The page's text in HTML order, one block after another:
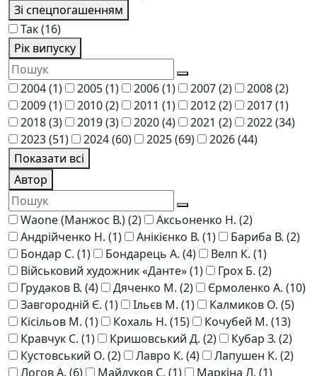
Зі спецпогашенням
Так(16)
Рік випуску
2004(1) 2005(1) 2006(1) 2007(2) 2008(2)
2009(1) 2010(2) 2011 (1) 2012(2) 2017(1)
2018(3) 2019(3) 2020(4) 2021 (2) 2022(34)
2023(51) 2024(60) 2025(69) 2026(44)
Показати всі
Автор
Waone (Манжос В.)(2) Аксьоненко Н. (2)
Андрійченко Н. (1) Анікієнко В. (1) Бариба В. (2)
Бондар С. (1) Бондарець А. (4) Велп К. (1)
Військовий художник «Данте»(1) Грох Б. (2)
Грудаков В. (4) Дяченко М. (2) Єрмоленко А. (10)
Завгородній Є. (1) Ільєв М. (1) Калмиков О. (5)
Кісільов М. (1) Кохаль Н. (15) Кочубей М. (13)
Кравчук С. (1) Кришовський Д. (2) Кубар З. (2)
Кустовський О. (2) Лавро К. (4) Лапушен К. (2)
Логов А. (6) Майдуков С. (1) Маркіна Л. (1)